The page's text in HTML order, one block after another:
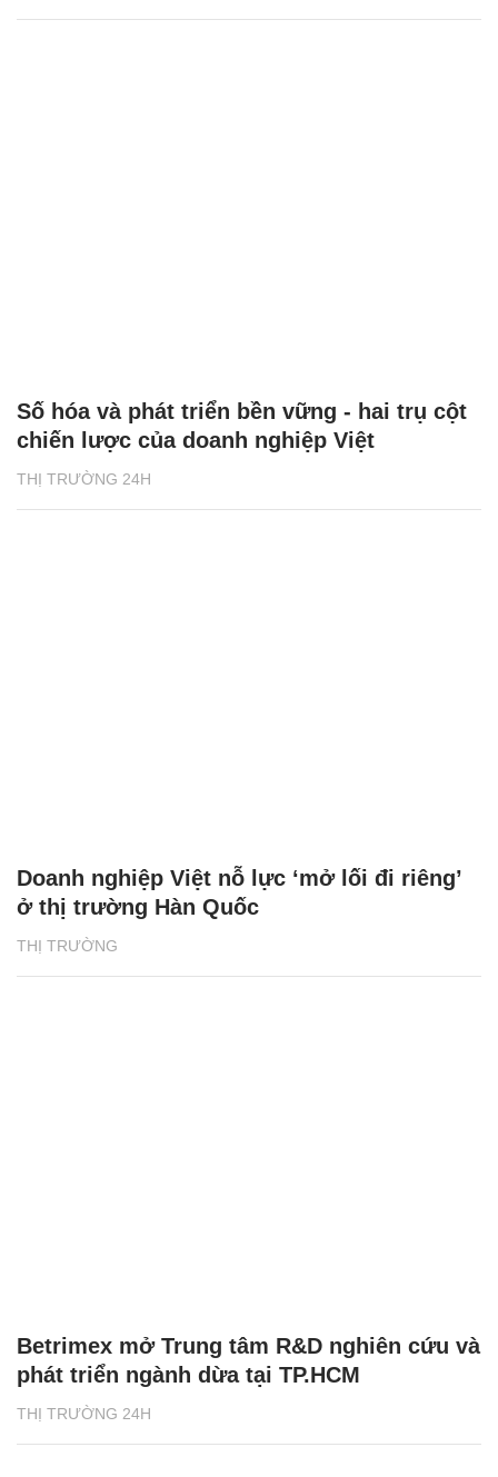
THỊ TRƯỜNG 24H
Số hóa và phát triển bền vững - hai trụ cột
chiến lược của doanh nghiệp Việt
THỊ TRƯỜNG
Doanh nghiệp Việt nỗ lực ‘mở lối đi riêng’
ở thị trường Hàn Quốc
THỊ TRƯỜNG 24H
Betrimex mở Trung tâm R&D nghiên cứu và
phát triển ngành dừa tại TP.HCM